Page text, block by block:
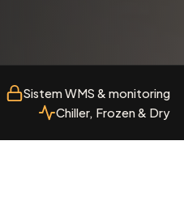
Sistem WMS & monitoring
Chiller, Frozen & Dry